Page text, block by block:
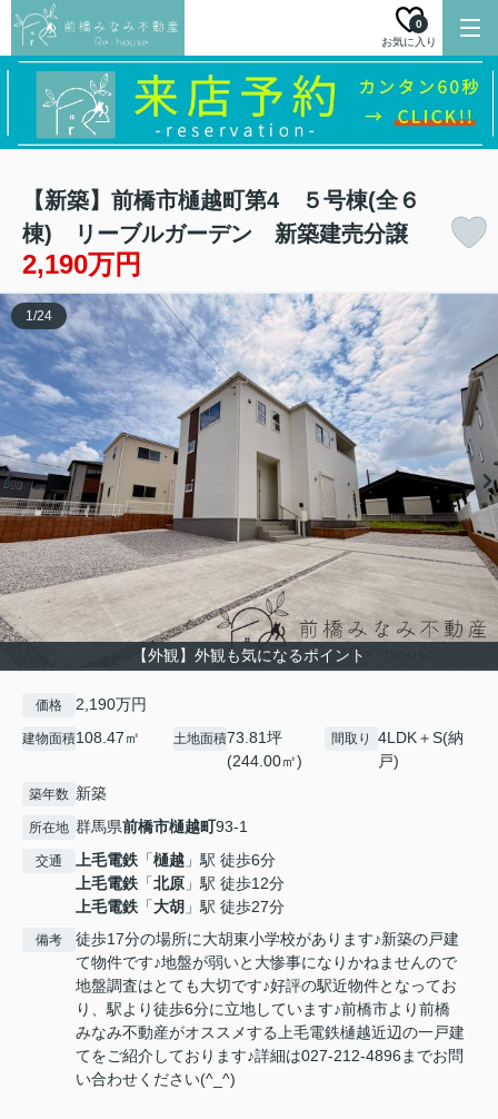
お気に入り
0
【新築】前橋市樋越町第4 ５号棟(全６
棟) リーブルガーデン 新築建売分譲
2,190万円
【外観】外観も気になるポイント
1/24
価格 2,190万円
建物面積108.47㎡ 土地面積73.81坪
(244.00㎡)
間取り
4LDK＋S(納
戸)
築年数 新築
所在地 群馬県前橋市樋越町93-1
交通 上毛電鉄 「樋越 」駅 徒歩6分
上毛電鉄 「北原 」駅 徒歩12分
上毛電鉄 「大胡 」駅 徒歩27分
備考
徒歩17分の場所に大胡東小学校があります♪新築の戸建
て物件です♪地盤が弱いと大惨事になりかねませんので
地盤調査はとても大切です♪好評の駅近物件となってお
り、駅より徒歩6分に立地しています♪前橋市より前橋
みなみ不動産がオススメする上毛電鉄樋越近辺の一戸建
てをご紹介しております♪詳細は027-212-4896までお問
い合わせください(^_^)